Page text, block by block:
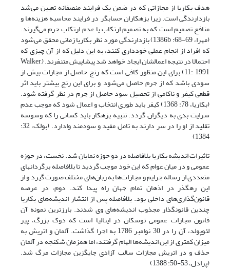
هدف بکاریا از مجازاتی که در ضمن یک فرایند منصفانه تعیین می‌شد
بازدارندگی است. زیرا بزهکاران حسابگر در فرایند محاسبه هزینه‌ها و
منافع تصمیم است که به تصمیم ارتکاب یا عدم ارتکاب جرم می‌گیرند.
(مهرا، 69-68: 1386b) بازدارندگی مورد نظر بکاریا زمانی محقق می‌شود
که افراد از انجام عملی خودداری کنند، به این دلیل که از آن چیزی که
احتمالا در نتیجه اعمالشان ایجاد خواهد شد پیشاپیش متنفرند. (Walker,
11: 1991) برای این منظور کافی است که رنج حاصل از مجازات بیش از
سودی باشد که از جرم حاصل می‌شود و برای این رنج بیشتر باید اثر
قطعی کیفر و ناکامی از تحصیل سود حاصل از جرم در نظر گرفته شود.
(بکاریا، 78: 1368) کیفر باید طوری انتخاب و اعمال شود که موجب عدم
سرایت بدی به دیگران گردد. تنبیه بزهکار باید کسانی را که وسوسه
تقلید از او را در سر دارند به تامل مفید و سودمند وادارد. (بولک، 32:
1384)
تاثیرات اندیشه بکاریا بلافاصله در دو حوزه نمایان شد. نخست، در حوزه
عمومی و در میان عوام که این خود موجب گردید تا بلافاصله برگردانهای
متعددی از رساله جرایم و مجازات‌ها به زبان‌های مختلف صورت گیرد و از
این رهگذر در اذهان تمام جهان راه پیدا کند. دوم، در عرصه
قانون‌گذاری‌های داخلی بود. بلافاصله پس از انتشار اندیشه‌های بکاریا
چندین قانونگذار مجذوب اندیشه‌های وی شدند. بارزترین نمونه آن
قانون مجازات عمومی توسکان در ایتالیا است که دوک بزرگ، پیر
لئوپولد، آن را در 30 نوامبر 1786 به اجرا گذاشت. آلمان و اتریش به
میزان کمتری از این اندیشه‌ها الهام گرفتند، اما همزمان شکنجه در آلمان
حذف و در اتریش مجازات سالب آزادی جایگزین مجازات مرگ شد.
(پرادل، 53-50: 1388)